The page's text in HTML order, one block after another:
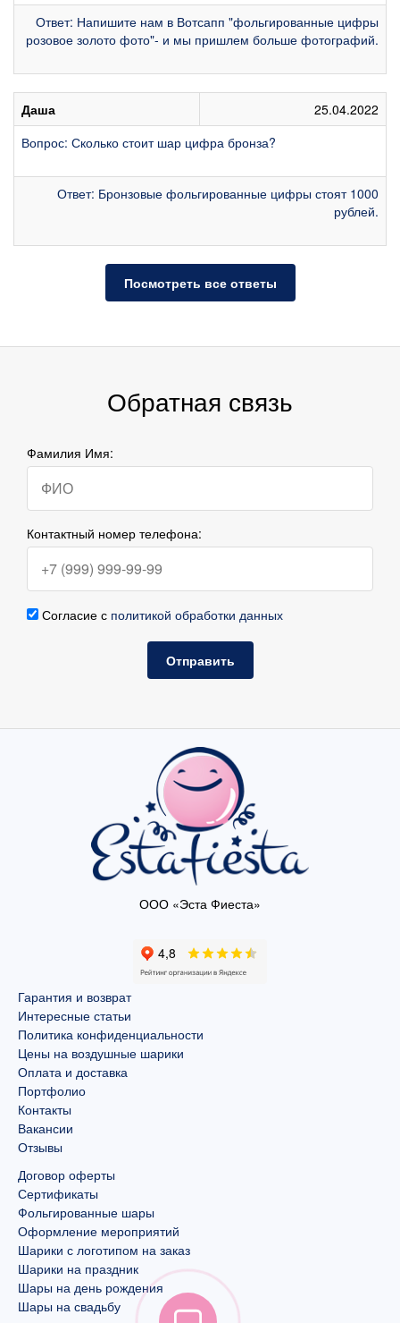
Ответ: Напишите нам в Вотсапп "фольгированные цифры
розовое золото фото"- и мы пришлем больше фотографий.
Даша
25.04.2022
Вопрос: Сколько стоит шар цифра бронза?
Ответ: Бронзовые фольгированные цифры стоят 1000
рублей.
Посмотреть все ответы
Обратная связь
Фамилия Имя:
Контактный номер телефона:
Согласие с политикой обработки данных
Отправить
ООО «Эста Фиеста»
Гарантия и возврат
Интересные статьи
Политика конфиденциальности
Цены на воздушные шарики
Оплата и доставка
Портфолио
Контакты
Вакансии
Отзывы
Договор оферты
Сертификаты
Фольгированные шары
Оформление мероприятий
Шарики с логотипом на заказ
Шарики на праздник
Шары на день рождения
Шары на свадьбу